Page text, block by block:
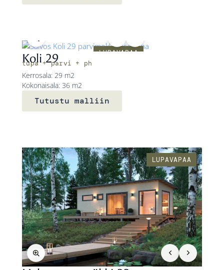
LUPAVAPAA
Koli 29
tupa + parvi + ph
Kerrosala: 29 m2
Kokonaisala: 36 m2
Tutustu malliin
LUPAVAPAA